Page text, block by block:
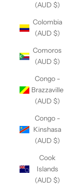
(AUD $)
Colombia
(AUD $)
Comoros
(AUD $)
Congo -
Brazzaville
(AUD $)
Congo -
Kinshasa
(AUD $)
Cook
Islands
(AUD $)